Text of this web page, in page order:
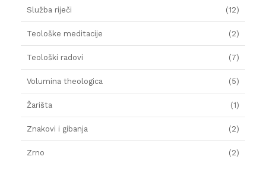
Služba riječi (12)
Teološke meditacije (2)
Teološki radovi (7)
Volumina theologica (5)
Žarišta (1)
Znakovi i gibanja (2)
Zrno (2)